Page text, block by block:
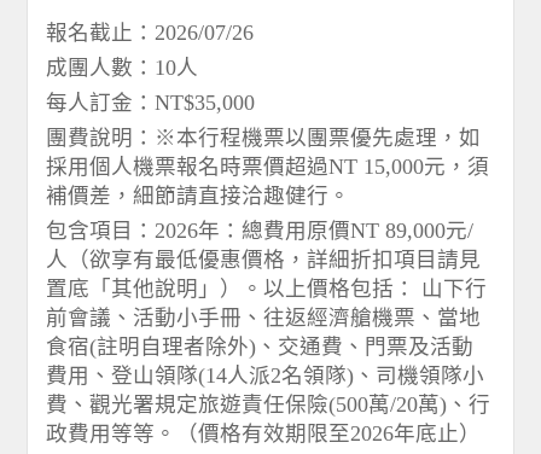
報名截止：2026/07/26
成團人數：10人
每人訂金：NT$35,000
團費說明：※本行程機票以團票優先處理，如
採用個人機票報名時票價超過NT 15,000元，須
補價差，細節請直接洽趣健行。
包含項目：2026年：總費用原價NT 89,000元/
人（欲享有最低優惠價格，詳細折扣項目請見
置底「其他說明」）。以上價格包括： 山下行
前會議、活動小手冊、往返經濟艙機票、當地
食宿(註明自理者除外)、交通費、門票及活動
費用、登山領隊(14人派2名領隊)、司機領隊小
費、觀光署規定旅遊責任保險(500萬/20萬)、行
政費用等等。（價格有效期限至2026年底止）